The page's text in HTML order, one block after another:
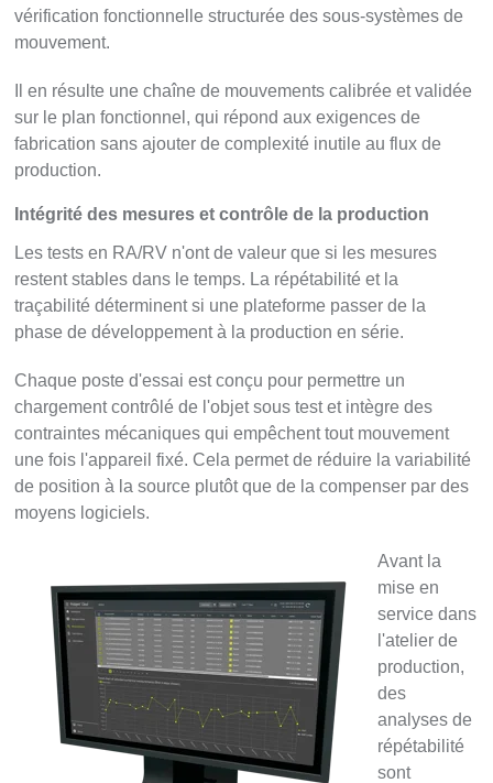
vérification fonctionnelle structurée des sous-systèmes de
mouvement.
Il en résulte une chaîne de mouvements calibrée et validée
sur le plan fonctionnel, qui répond aux exigences de
fabrication sans ajouter de complexité inutile au flux de
production.
Intégrité des mesures et contrôle de la production
Les tests en RA/RV n'ont de valeur que si les mesures
restent stables dans le temps. La répétabilité et la
traçabilité déterminent si une plateforme passer de la
phase de développement à la production en série.
Chaque poste d'essai est conçu pour permettre un
chargement contrôlé de l'objet sous test et intègre des
contraintes mécaniques qui empêchent tout mouvement
une fois l'appareil fixé. Cela permet de réduire la variabilité
de position à la source plutôt que de la compenser par des
moyens logiciels.
Avant la
mise en
service dans
l'atelier de
production,
des
analyses de
répétabilité
sont